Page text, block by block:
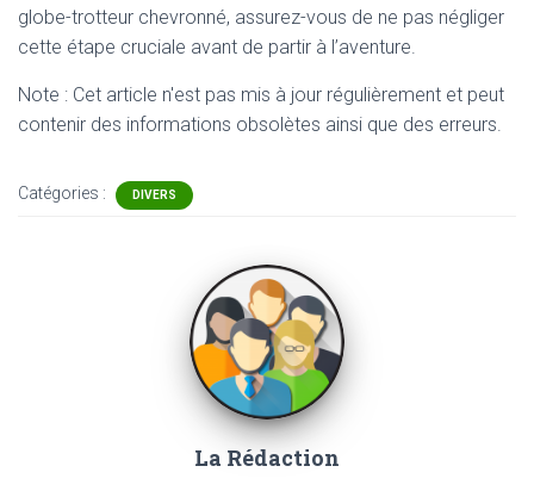
globe-trotteur chevronné, assurez-vous de ne pas négliger
cette étape cruciale avant de partir à l’aventure.
Note : Cet article n'est pas mis à jour régulièrement et peut
contenir des informations obsolètes ainsi que des erreurs.
Catégories : DIVERS
La Rédaction